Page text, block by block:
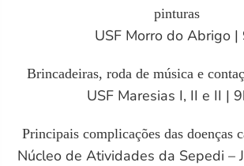
pinturas
USF Morro do Abrigo |
Brincadeiras, roda de música e
USF Maresias I, II e II |
Principais complicações das doenças
Núcleo de Atividades da Sepedi –